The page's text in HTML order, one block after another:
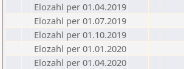
Elozahl per 01.04.2019
Elozahl per 01.07.2019
Elozahl per 01.10.2019
Elozahl per 01.01.2020
Elozahl per 01.04.2020